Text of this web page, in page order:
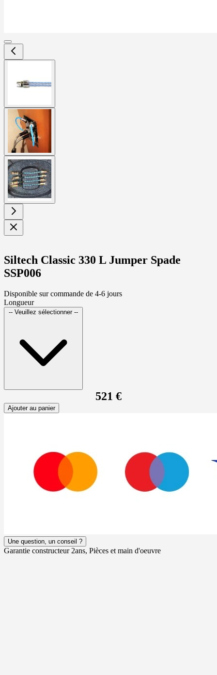
image
View
larger
image
View
larger
image
Siltech Classic 330 L Jumper Spade
SSP006
Disponible sur commande de 4-6 jours
Longueur
-- Veuillez sélectionner --
521 €
Ajouter au panier
Une question, un conseil ?
Garantie constructeur 2ans, Pièces et main d'oeuvre